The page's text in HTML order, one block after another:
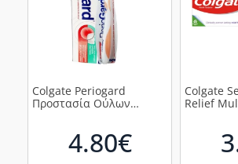
Colgate Periogard
Προστασία Ούλων
Ultra Soft Προστασία
Ούλων Οδοντόβουρτσα,
4.80€
Colgate
Relief
Πόνο της